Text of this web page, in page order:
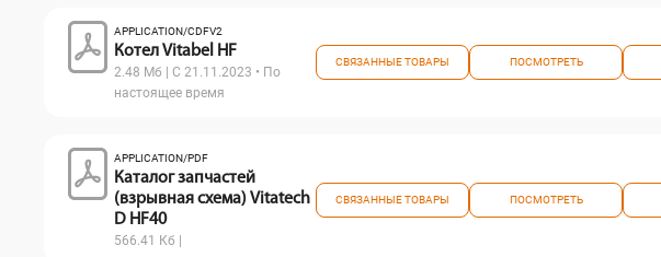
APPLICATION/CDFV2
Котел Vitabel HF
2.48 Мб | С 21.11.2023 • По
настоящее время
СВЯЗАННЫЕ ТОВАРЫ ПОСМОТРЕТЬ
APPLICATION/PDF
Каталог запчастей
(взрывная схема) Vitatech
D HF40
566.41 Кб |
СВЯЗАННЫЕ ТОВАРЫ ПОСМОТРЕТЬ